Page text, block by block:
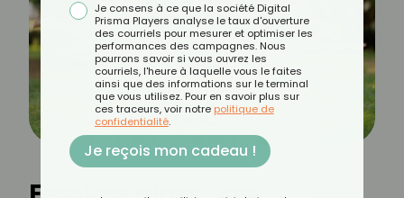
Je consens à ce que la société Digital
Prisma Players analyse le taux d'ouverture
des courriels pour mesurer et optimiser les
performances des campagnes. Nous
pourrons savoir si vous ouvrez les
courriels, l'heure à laquelle vous le faites
ainsi que des informations sur le terminal
que vous utilisez. Pour en savoir plus sur
ces traceurs, voir notre politique de
confidentialité.
Je reçois mon cadeau !